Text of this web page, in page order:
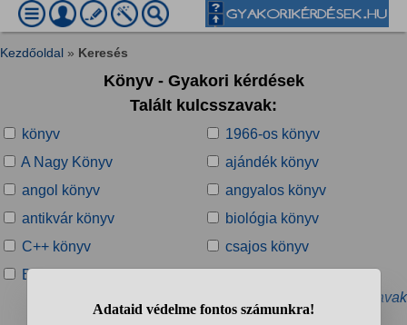
Kezdőoldal » Keresés
Könyv - Gyakori kérdések
Talált kulcsszavak:
könyv
1966-os könyv
A Nagy Könyv
ajándék könyv
angol könyv
angyalos könyv
antikvár könyv
biológia könyv
C++ könyv
csajos könyv
E-könyv
» További kapcsolódó kulcsszavak